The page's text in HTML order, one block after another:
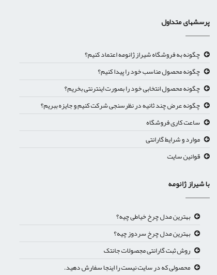
پرسشهای متداول
چگونه به فروشگاه شیراز ژانومه اعتماد کنیم؟
چگونه محصول مناسب خود را پیدا کنیم؟
چگونه محصول انتخابی خود را بصورت اینترنتی بخریم؟
چگونه عرض چند ثانیه در نظرسنجی شرکت کنیم و جایزه ببریم؟
ساعت کاری فروشگاه
موارد و شرایط گارانتی
قوانین سایت
با شیراز ژانومه
بهترین مدل چرخ خیاطی چیه؟
بهترین مدل چرخ سردوز چیه؟
روش ثبت گارانتی مجصولات جانتک
محصولی که در سایت نیست را اینجا سفارش دهید.